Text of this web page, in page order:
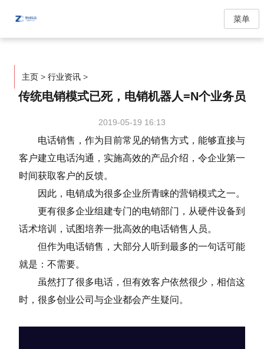
菜单
主页 > 行业资讯 >
传统电销模式已死，电销机器人=N个业务员
2019-05-19 16:13
电话销售，作为目前常见的销售方式，能够直接与
客户建立电话沟通，实施高效的产品介绍，令企业第一
时间获取客户的反馈。
因此，电销成为很多企业所青睐的营销模式之一。
更有很多企业组建专门的电销部门，从硬件设备到
话术培训，试图培养一批高效的电话销售人员。
但作为电话销售，大部分人听到最多的一句话可能
就是：不需要。
虽然打了很多电话，但有效客户依然很少，相信这
时，很多创业公司与企业都会产生疑问。